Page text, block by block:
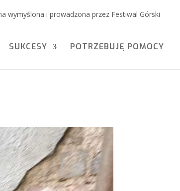
wymyślona i prowadzona przez Festiwal Górski
SUKCESY POTRZEBUJĘ POMOCY